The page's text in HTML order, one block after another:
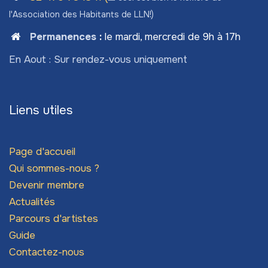
l'Association des Habitants de LLN!)
Permanences: le mardi, mercredi de 9h à 17h
En Aout : Sur rendez-vous uniquement
Liens utiles
Page d'accueil
Qui sommes-nous ?
Devenir membre
Actualités
Parcours d'artistes
Guide
Contactez-nous